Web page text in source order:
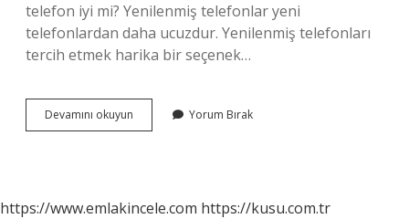
telefon iyi mi? Yenilenmiş telefonlar yeni
telefonlardan daha ucuzdur. Yenilenmiş telefonları
tercih etmek harika bir seçenek…
Devamını okuyun Alışılagelmemiş
Nedir
Yorum Bırak
https://www.emlakincele.com https://kusu.com.tr